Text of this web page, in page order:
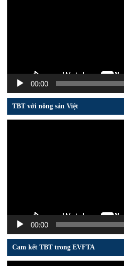
00:00
TBT với nông sản Việt
00:00
Cam kết TBT trong EVFTA